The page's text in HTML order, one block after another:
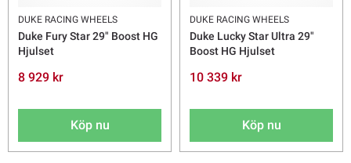
DUKE RACING WHEELS
Duke Fury Star 29" Boost HG
Hjulset
8 929 kr
Köp nu
DUKE RACING WHEELS
Duke Lucky Star Ultra 29"
Boost HG Hjulset
10 339 kr
Köp nu